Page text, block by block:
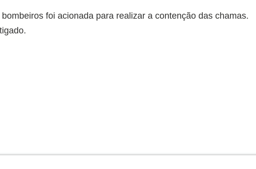
foi acionada para realizar a contenção das chamas.